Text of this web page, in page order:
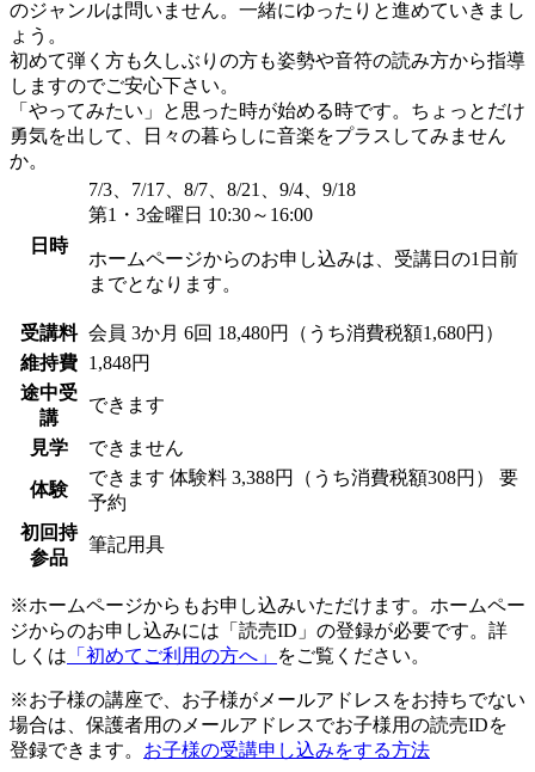
のジャンルは問いません。一緒にゆったりと進めていきまし
ょう。
初めて弾く方も久しぶりの方も姿勢や音符の読み方から指導
しますのでご安心下さい。
「やってみたい」と思った時が始める時です。ちょっとだけ
勇気を出して、日々の暮らしに音楽をプラスしてみません
か。
日時
7/3、7/17、8/7、8/21、9/4、9/18
第1・3金曜日 10:30～16:00
ホームページからのお申し込みは、受講日の1日前
までとなります。
受講料 会員 3か月 6回 18,480円（うち消費税額1,680円）
維持費
1,848円
途中受
講
できます
見学 できません
体験
できます 体験料 3,388円（うち消費税額308円） 要
予約
初回持
参品
筆記用具
※ホームページからもお申し込みいただけます。ホームペー
ジからのお申し込みには「読売ID」の登録が必要です。詳
しくは 「初めてご利用の方へ」 をご覧ください。
※お子様の講座で、お子様がメールアドレスをお持ちでない
場合は、保護者用のメールアドレスでお子様用の読売IDを
登録できます。 お子様の受講申し込みをする方法